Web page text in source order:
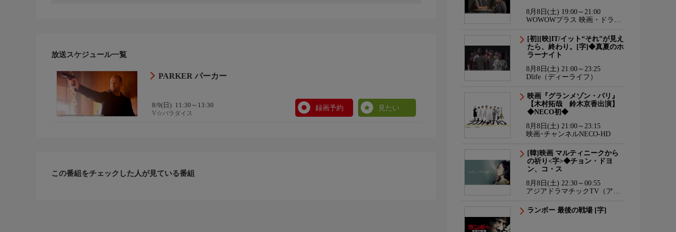
放送スケジュール一覧
PARKER パーカー
8/9(日) 11:30～13:30
V☆パラダイス
録画予約 見たい
この番組をチェックした人が見ている番組
8月8日(土) 19:00～21:00
WOWOWプラス 映画・ドラ
[初][映]IT/イット“それ”が見え
たら、終わり。[字]◆真夏のホ
ラーナイト
8月8日(土) 21:00～23:25
Dlife（ディーライフ）
映画『グランメゾン・パリ』
【木村拓哉 鈴木京香出演】
◆NECO初◆
8月8日(土) 21:00～23:15
映画･チャンネルNECO-HD
[韓]映画 マルティニークから
の祈り<字>◆チョン・ドヨ
ン、コ・ス
8月8日(土) 22:30～00:55
アジアドラマチックTV（アジ
ランボー 最後の戦場 [字]